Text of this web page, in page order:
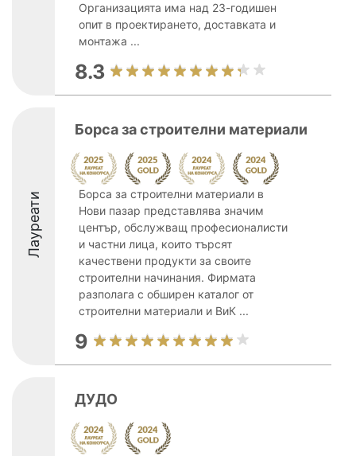
Организацията има над 23-годишен
опит в проектирането, доставката и
монтажа ...
8.3
Лауреати
Борса за строителни материали
Борса за строителни материали в
Нови пазар представлява значим
център, обслужващ професионалисти
и частни лица, които търсят
качествени продукти за своите
строителни начинания. Фирмата
разполага с обширен каталог от
строителни материали и ВиК ...
9
ДУДО